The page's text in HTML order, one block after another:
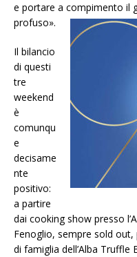
e portare a compimento il
profuso».
Il bilancio
di questi
tre
weekend
è
comunqu
e
decisame
nte
positivo:
a partire
dai cooking show presso
Fenoglio, sempre sold
di famiglia dell’Alba